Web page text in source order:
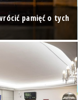
pamięć o tych